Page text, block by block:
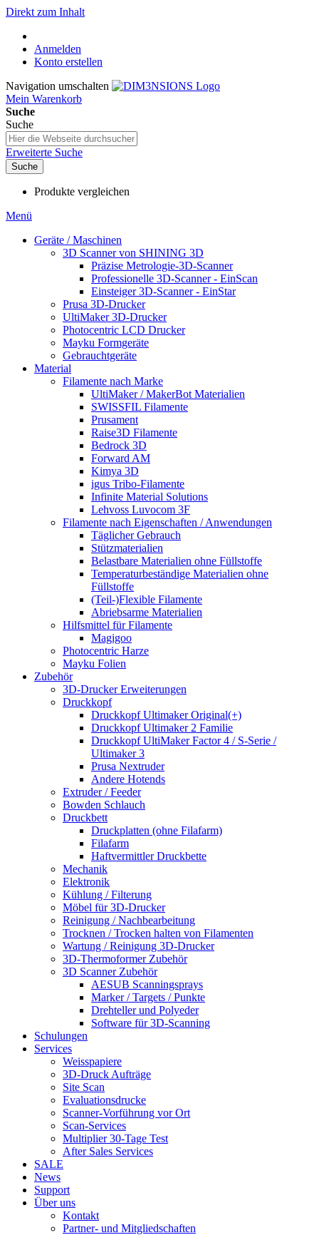
Direkt zum Inhalt
Anmelden
Konto erstellen
Navigation umschalten
Mein Warenkorb
Suche
Suche
Erweiterte Suche
Suche
Produkte vergleichen
Menü
Geräte / Maschinen
3D Scanner von SHINING 3D
Präzise Metrologie-3D-Scanner
Professionelle 3D-Scanner - EinScan
Einsteiger 3D-Scanner - EinStar
Prusa 3D-Drucker
UltiMaker 3D-Drucker
Photocentric LCD Drucker
Mayku Formgeräte
Gebrauchtgeräte
Material
Filamente nach Marke
UltiMaker / MakerBot Materialien
SWISSFIL Filamente
Prusament
Raise3D Filamente
Bedrock 3D
Forward AM
Kimya 3D
igus Tribo-Filamente
Infinite Material Solutions
Lehvoss Luvocom 3F
Filamente nach Eigenschaften / Anwendungen
Täglicher Gebrauch
Stützmaterialien
Belastbare Materialien ohne Füllstoffe
Temperaturbeständige Materialien ohne
Füllstoffe
(Teil-)Flexible Filamente
Abriebsarme Materialien
Hilfsmittel für Filamente
Magigoo
Photocentric Harze
Mayku Folien
Zubehör
3D-Drucker Erweiterungen
Druckkopf
Druckkopf Ultimaker Original(+)
Druckkopf Ultimaker 2 Familie
Druckkopf UltiMaker Factor 4 / S-Serie /
Ultimaker 3
Prusa Nextruder
Andere Hotends
Extruder / Feeder
Bowden Schlauch
Druckbett
Druckplatten (ohne Filafarm)
Filafarm
Haftvermittler Druckbette
Mechanik
Elektronik
Kühlung / Filterung
Möbel für 3D-Drucker
Reinigung / Nachbearbeitung
Trocknen / Trocken halten von Filamenten
Wartung / Reinigung 3D-Drucker
3D-Thermoformer Zubehör
3D Scanner Zubehör
AESUB Scanningsprays
Marker / Targets / Punkte
Drehteller und Polyeder
Software für 3D-Scanning
Schulungen
Services
Weisspapiere
3D-Druck Aufträge
Site Scan
Evaluationsdrucke
Scanner-Vorführung vor Ort
Scan-Services
Multiplier 30-Tage Test
After Sales Services
SALE
News
Support
Über uns
Kontakt
Partner- und Mitgliedschaften